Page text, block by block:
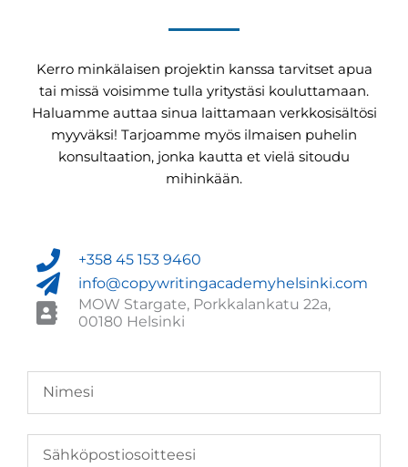
Kerro minkälaisen projektin kanssa tarvitset apua
tai missä voisimme tulla yritystäsi kouluttamaan.
Haluamme auttaa sinua laittamaan verkkosisältösi
myyväksi! Tarjoamme myös ilmaisen puhelin
konsultaation, jonka kautta et vielä sitoudu
mihinkään.
+358 45 153 9460
info@copywritingacademyhelsinki.com
MOW Stargate, Porkkalankatu 22a,
00180 Helsinki​
m